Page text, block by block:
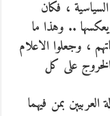
، فكان
.. وهذا ما
، وجعلوا الاعلام
على كل
بمن فيهما